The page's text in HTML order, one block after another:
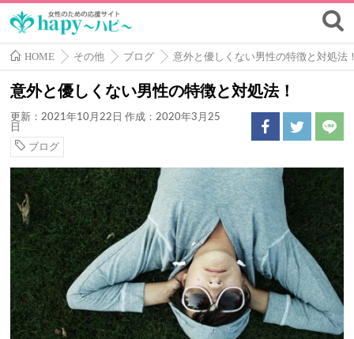
HOME その他 ブログ 意外と優しくない男性の特徴と対処法
意外と優しくない男性の特徴と対処法！
更新：2021年10月22日 作成：2020年3月25
日
ブログ